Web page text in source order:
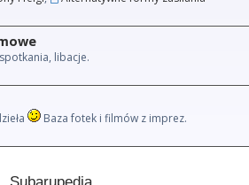
libacje.
Baza fotek i filmów z imprez.